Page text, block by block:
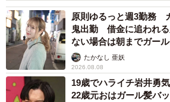
原則ゆるっと週3勤務
鬼出勤 借金に追われ
ない場合は朝までガー
ストに取材】
たかなし 亜妖
2026.08.08
19歳でハライチ岩井勇
22歳元おはガール髪バ